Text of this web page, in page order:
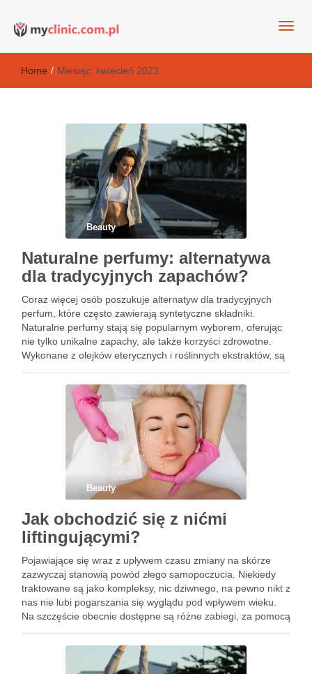
Kosmetyki antyoksydacyjne
Home / Miesiąc: kwiecień 2023
Beauty
Naturalne perfumy: alternatywa
dla tradycyjnych zapachów?
Coraz więcej osób poszukuje alternatyw dla tradycyjnych
perfum, które często zawierają syntetyczne składniki.
Naturalne perfumy stają się popularnym wyborem, oferując
nie tylko unikalne zapachy, ale także korzyści zdrowotne.
Wykonane z olejków eterycznych i roślinnych ekstraktów, są
się, czym właściwie są naturalne perfumy, …
Beauty
Jak obchodzić się z nićmi
liftingującymi?
Pojawiające się wraz z upływem czasu zmiany na skórze
zazwyczaj stanowią powód złego samopoczucia. Niekiedy
traktowane są jako kompleksy, nic dziwnego, na pewno nikt z
nas nie lubi pogarszania się wyglądu pod wpływem wieku.
Na szczęście obecnie dostępne są różne zabiegi, za pomocą